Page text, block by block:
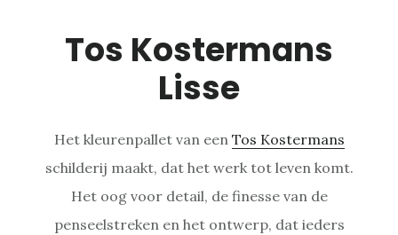
Tos Kostermans
Lisse
Het kleurenpallet van een Tos Kostermans
schilderij maakt, dat het werk tot leven komt.
Het oog voor detail, de finesse van de
penseelstreken en het ontwerp, dat ieders